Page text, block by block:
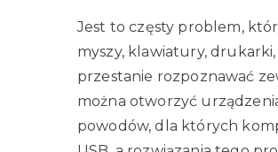
Jest to częsty problem,
myszy, klawiatury,
przestanie rozpoznawać
można otworzyć
powodów, dla których